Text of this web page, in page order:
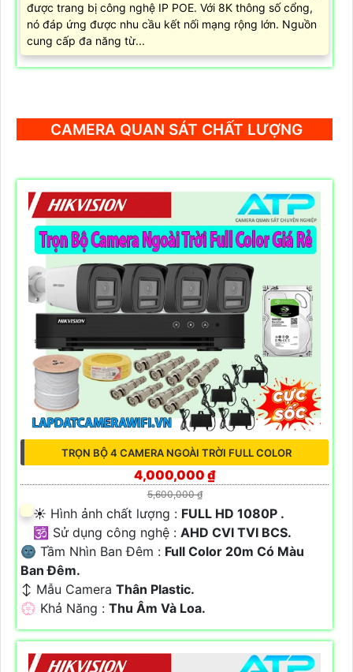
được trang bị công nghệ IP POE. Với 8K thông số cổng,
nó đáp ứng được nhu cầu kết nối mạng rộng lớn. Nguồn
cung cấp đa năng từ...
CAMERA QUAN SÁT CHẤT LƯỢNG
TRỌN BỘ 4 CAMERA NGOÀI TRỜI FULL COLOR
4,000,000 ₫
5,600,000 ₫
☀️ Hình ảnh chất lượng : FULL HD 1080P .
🕉️ Sử dụng công nghệ : AHD CVI TVI BCS.
🌚 Tầm Nhìn Ban Đêm : Full Color 20m Có Màu
Ban Ðêm.
↕️ Mẫu Camera Thân Plastic.
️💮 Khả Năng : Thu Âm Và Loa.